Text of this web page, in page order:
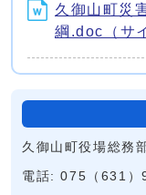
久御山町災
綱.doc（サ
久御山町役場総務
電話: 075（631